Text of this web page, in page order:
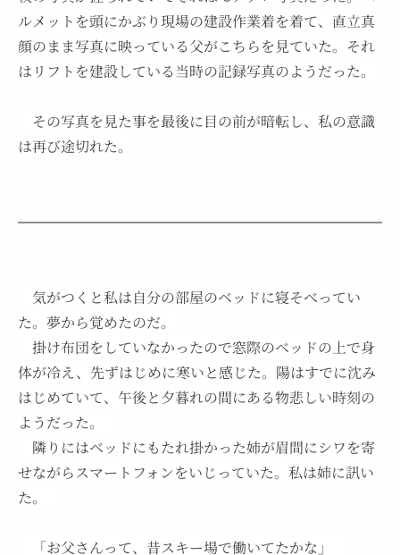
ルメットを頭にかぶり現場の建設作業着を着て、直立真
顔のまま写真に映っている父がこちらを見ていた。それ
はリフトを建設している当時の記録写真のようだった。
その写真を見た事を最後に目の前が暗転し、私の意識
は再び途切れた。
気がつくと私は自分の部屋のベッドに寝そべってい
た。夢から覚めたのだ。
掛け布団をしていなかったので窓際のベッドの上で身
体が冷え、先ずはじめに寒いと感じた。陽はすでに沈み
はじめていて、午後と夕暮れの間にある物悲しい時刻の
ようだった。
隣りにはベッドにもたれ掛かった姉が眉間にシワを寄
せながらスマートフォンをいじっていた。私は姉に訊い
た。
「お父さんって、昔スキー場で働いてたかな」